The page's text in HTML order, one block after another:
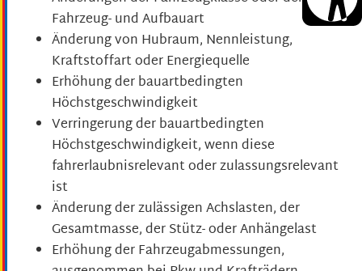
Fahrzeug- und Aufbauart
Änderung von Hubraum, Nennleistung,
Kraftstoffart oder Energiequelle
Erhöhung der bauartbedingten
Höchstgeschwindigkeit
Verringerung der bauartbedingten
Höchstgeschwindigkeit, wenn diese
fahrerlaubnisrelevant oder zulassungsrelevant
ist
Änderung der zulässigen Achslasten, der
Gesamtmasse, der Stütz- oder Anhängelast
Erhöhung der Fahrzeugabmessungen,